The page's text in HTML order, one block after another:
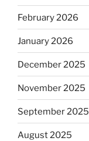
February 2026
January 2026
December 2025
November 2025
September 2025
August 2025